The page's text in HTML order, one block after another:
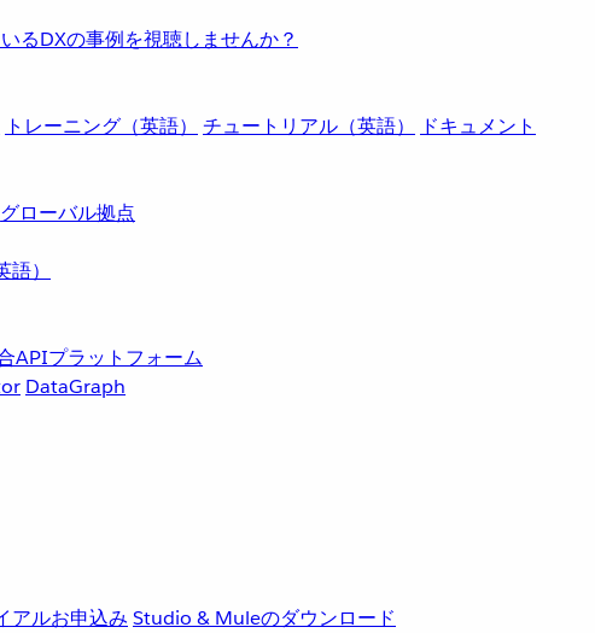
るDXの事例を視聴しませんか？
トレーニング（英語） チュートリアル（英語）
ドキュメント
グローバル拠点
）
APIプラットフォーム
DataGraph
アルお申込み Studio & Muleのダウンロード